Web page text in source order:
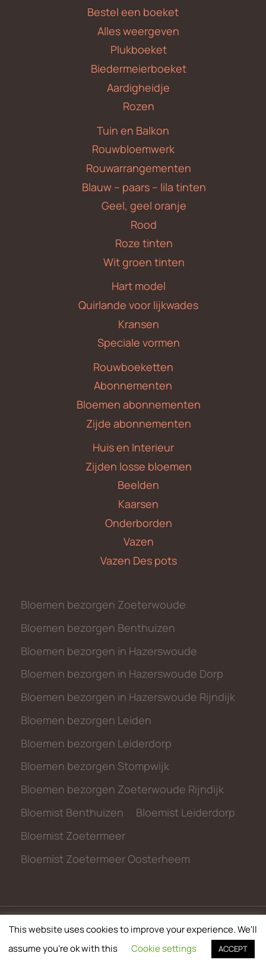
Bestel een boeket
Alles weergeven
Plukboeket
Biedermeierboeket
Aardigheidje
Rozen
Tuin en Balkon
Rouwbloemwerk
Rouwarrangementen
Blauw – paars – lila tinten
Geel, geel oranje
Rood
Roze tinten
Wit groen tinten
Hart model
Quirlande voor lijkwades
Kransen
Speciale vormen
Rouwboeketten
Abonnementen
Bloemen abonnementen
Zijde abonnementen
Huis en Interieur
Zijden losse bloemen
Beelden
Kaarsen
Onderborden
Vazen
Vazen Des pots
Bloemen bezorgen Zoeterwoude
Bloemen bezorgen Benthuizen
Bloemen bezorgen in Hazerswoude
Bloemen bezorgen in Hazerswoude Dorp
Bloemen bezorgen in Hazerswoude Rijndijk
Bloemen bezorgen Leiden
Bloemen bezorgen Leiderdorp
Bloemen bezorgen Stompwijk
Bloemen bezorgen Zoeterwoude Rijndijk
Bloemist Benthuizen
Bloemist Leiderdorp
Bloemist Zoetermeer
Bloemist Zoetermeer Oosterheem
© 2026 metbloemen.nl
This website uses cookies to improve your experience. We'll
assume you're ok with this
Cookie settings ACCEPT